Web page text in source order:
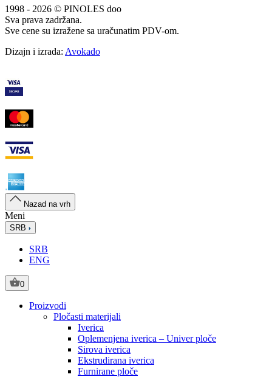
1998 - 2026 © PINOLES doo
Sva prava zadržana.
Sve cene su izražene sa uračunatim PDV-om.
Dizajn i izrada: Avokado
Nazad na vrh
Meni
SRB
SRB
ENG
0
Proizvodi
Pločasti materijali
Iverica
Oplemenjena iverica – Univer ploče
Sirova iverica
Ekstrudirana iverica
Furnirane ploče